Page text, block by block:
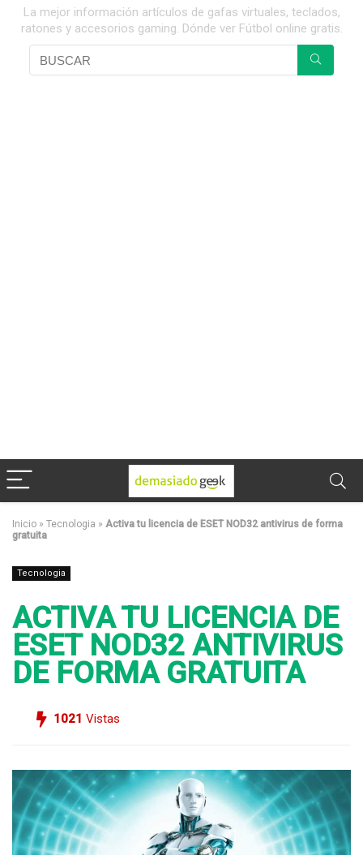
La mejor información artículos de gafas virtuales, teclados,
ratones y accesorios gaming. Dónde ver Fútbol online gratis.
Inicio » Tecnologia » Activa tu licencia de ESET NOD32 antivirus de forma
gratuita
Tecnologia
ACTIVA TU LICENCIA DE
ESET NOD32 ANTIVIRUS
DE FORMA GRATUITA
1021 Vistas